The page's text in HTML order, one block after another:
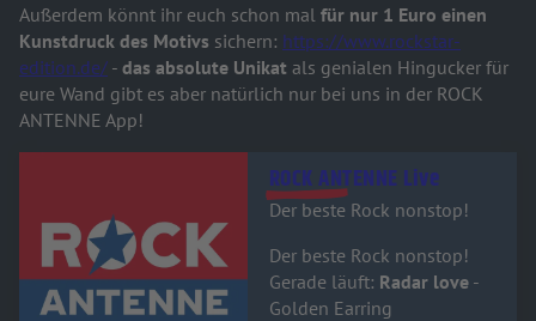
Außerdem könnt ihr euch schon mal für nur 1 Euro einen
Kunstdruck des Motivs sichern: https://www.rockstar-
edition.de/ - das absolute Unikat als genialen Hingucker für
eure Wand gibt es aber natürlich nur bei uns in der ROCK
ANTENNE App!
ROCK ANTENNE Live
Der beste Rock nonstop!
Der beste Rock nonstop!
Gerade läuft: Radar love -
Golden Earring